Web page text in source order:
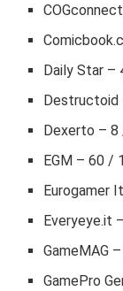
Daily Star –
Destructoid
Dexerto – 8
EGM – 60 /
Eurogamer
Everyeye.it
GameMAG
GamePro